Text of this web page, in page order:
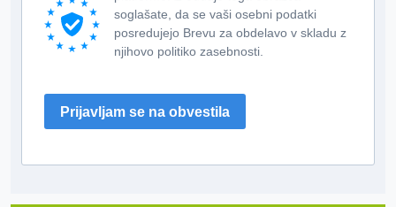
soglašate, da se vaši osebni podatki
posredujejo Brevu za obdelavo v skladu z
njihovo politiko zasebnosti.
Prijavljam se na obvestila